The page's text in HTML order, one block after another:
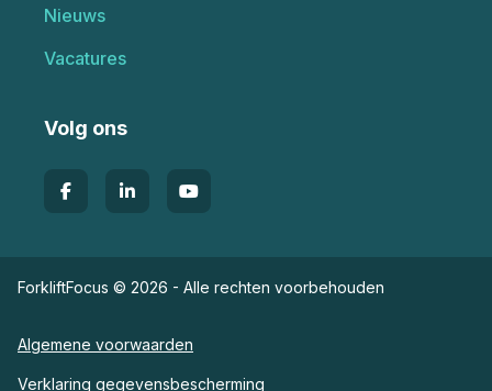
Nieuws
Vacatures
Volg ons
ForkliftFocus © 2026 - Alle rechten voorbehouden
Algemene voorwaarden
Verklaring gegevensbescherming